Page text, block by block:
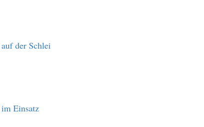
der Schlei
Einsatz